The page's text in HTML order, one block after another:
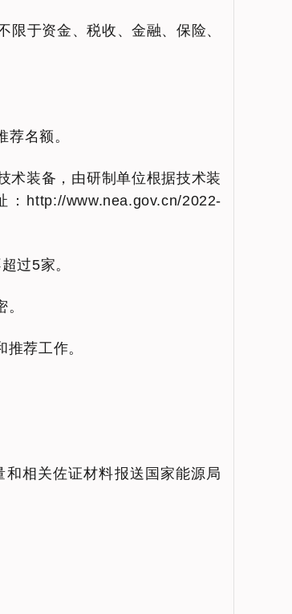
于资金、税收、金融、保险、
名额。
术装备，由研制单位根据技术装
http://www.nea.gov.cn/2022-
过5家。
荐工作。
相关佐证材料报送国家能源局